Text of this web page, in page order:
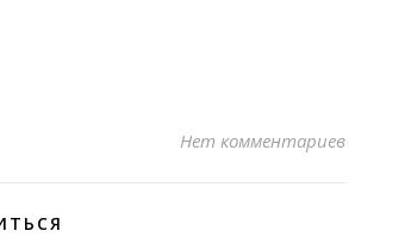
Нет комментариев